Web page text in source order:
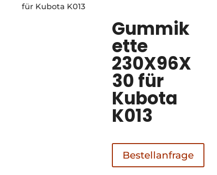
für Kubota K013
Gummik
ette
230X96X
30 für
Kubota
K013
Bestellanfrage